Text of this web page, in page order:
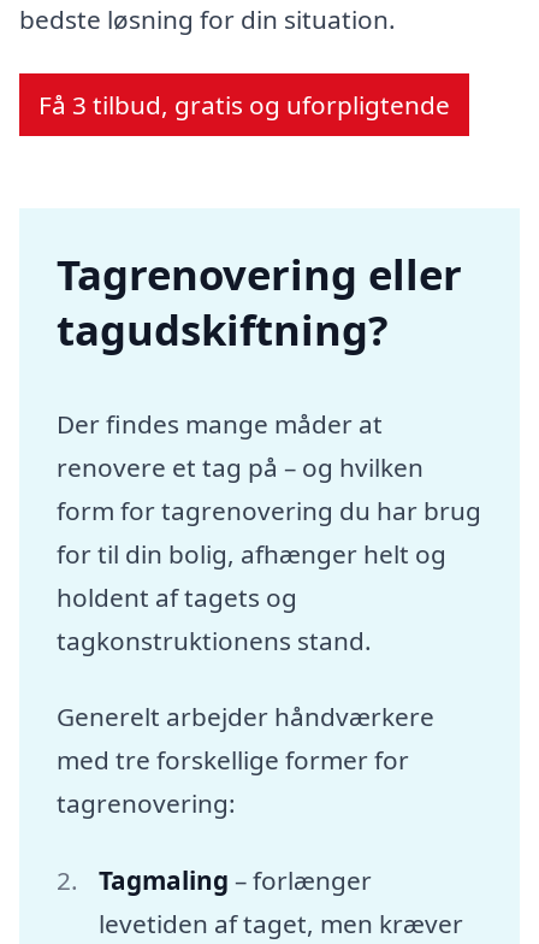
bedste løsning for din situation.
Få 3 tilbud, gratis og uforpligtende
Tagrenovering eller
tagudskiftning?
Der findes mange måder at
renovere et tag på – og hvilken
form for tagrenovering du har brug
for til din bolig, afhænger helt og
holdent af tagets og
tagkonstruktionens stand.
Generelt arbejder håndværkere
med tre forskellige former for
tagrenovering:
Tagmaling – forlænger
levetiden af taget, men kræver